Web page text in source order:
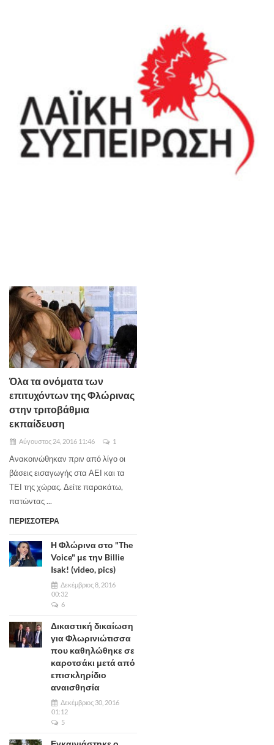
Όλα τα ονόματα των
επιτυχόντων της Φλώρινας
στην τριτοβάθμια
εκπαίδευση
Αύγουστος 24, 2016 11:46 1
Ανακοινώθηκαν πριν από λίγο οι
βάσεις εισαγωγής στα ΑΕΙ και τα
ΤΕΙ της χώρας. Δείτε παρακάτω,
πατώντας ...
ΠΕΡΙΣΣΟΤΕΡΑ
Η Φλώρινα στο "The
Voice" με την Billie
Isak! (video, pics)
Δεκέμβριος 8, 2016
00:32
6
Δικαστική δικαίωση
για Φλωρινιώτισσα
που καθηλώθηκε σε
καροτσάκι μετά από
επισκληρίδιο
αναισθησία
Δεκέμβριος 30, 2016
01:12
5